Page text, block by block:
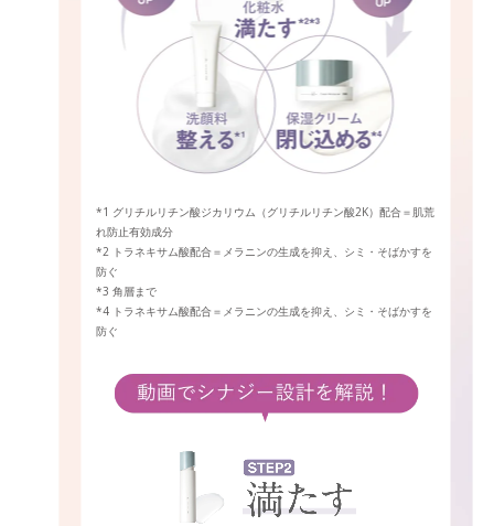
*1 グリチルリチン酸ジカリウム（グリチルリチン酸2K）配合＝肌荒
れ防止有効成分
*2 トラネキサム酸配合＝メラニンの生成を抑え、シミ・そばかすを
防ぐ
*3 角層まで
*4 トラネキサム酸配合＝メラニンの生成を抑え、シミ・そばかすを
防ぐ